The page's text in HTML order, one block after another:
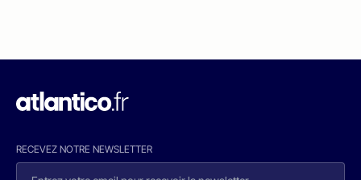
RECEVEZ NOTRE NEWSLETTER